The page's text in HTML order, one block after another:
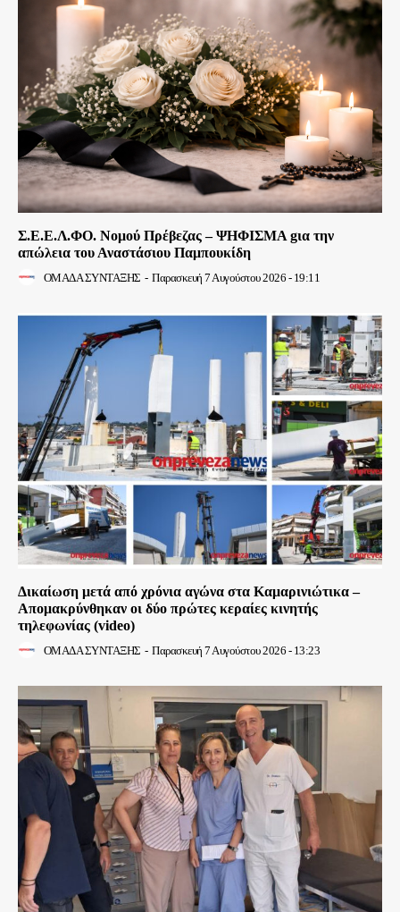
Σ.Ε.Ε.Λ.ΦΟ. Νομού Πρέβεζας – ΨΗΦΙΣΜΑ gια την
απώλεια του Αναστάσιου Παμπουκίδη
ΟΜΑΔΑ ΣΥΝΤΑΞΗΣ - Παρασκευή 7 Αυγούστου 2026 - 19:11
Δικαίωση μετά από χρόνια αγώνα στα Καμαρινιώτικα –
Απομακρύνθηκαν οι δύο πρώτες κεραίες κινητής
τηλεφωνίας (video)
ΟΜΑΔΑ ΣΥΝΤΑΞΗΣ - Παρασκευή 7 Αυγούστου 2026 - 13:23